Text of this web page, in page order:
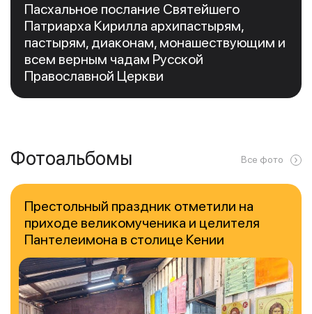
Пасхальное послание Святейшего
Патриарха Кирилла архипастырям,
пастырям, диаконам, монашествующим и
всем верным чадам Русской
Православной Церкви
Фотоальбомы Все фото
Престольный праздник отметили на
приходе великомученика и целителя
Пантелеимона в столице Кении